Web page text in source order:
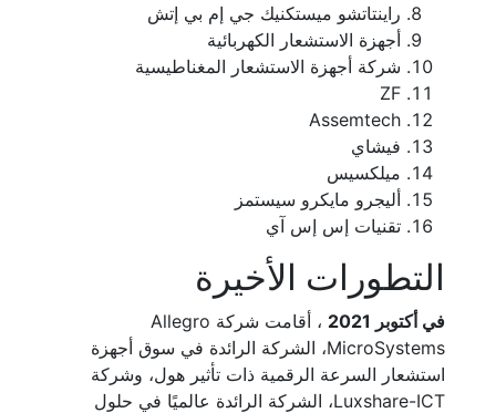
راينتاتشو ميستكنيك جي إم بي إتش
أجهزة الاستشعار الكهربائية
شركة أجهزة الاستشعار المغناطيسية
ZF
Assemtech
فيشاي
ميلكسيس
أليجرو مايكرو سيستمز
تقنيات إس إس آي
التطورات الأخيرة
في أكتوبر 2021
، أقامت شركة Allegro
MicroSystems، الشركة الرائدة في سوق أجهزة
استشعار السرعة الرقمية ذات تأثير هول، وشركة
Luxshare-ICT، الشركة الرائدة عالميًا في حلول